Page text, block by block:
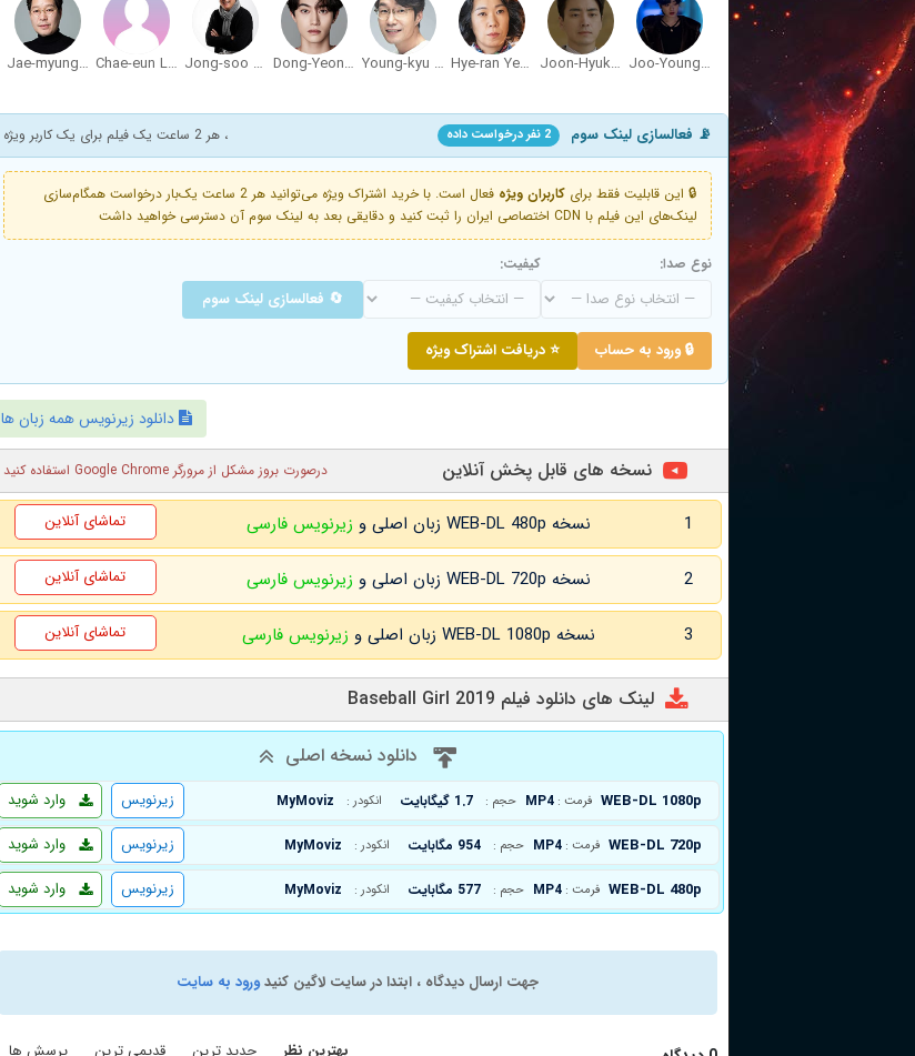
Joo-Young Lee
Joon-Hyuk Lee
Hye-ran Yeom
Young-kyu Song
Dong-Yeon Kwak
Jong-soo Kim
Chae-eun Lee
Jae-myung Yoo
📡 فعالسازی لینک سوم 2 نفر درخواست داده ، هر 2 ساعت یک فیلم برای یک کاربر ویژه
🔒 این قابلیت فقط برای کاربران ویژه
فعال است. با خرید اشتراک ویژه می‌توانید هر 2 ساعت یک‌بار درخواست همگام‌سازی
لینک‌های این فیلم با CDN اختصاصی ایران را ثبت کنید و دقایقی بعد به لینک سوم آن دسترسی خواهید داشت
نوع صدا: کیفیت:
🔄 فعالسازی لینک سوم
🔒 ورود به حساب ⭐ دریافت اشتراک ویژه
دانلود زیرنویس همه زبان ها
نسخه های قابل پخش آنلاین درصورت بروز مشکل از مرورگر Google Chrome استفاده کنید
1 نسخه WEB-DL 480p زبان اصلی و زیرنویس فارسی تماشای آنلاین
2 نسخه WEB-DL 720p زبان اصلی و زیرنویس فارسی تماشای آنلاین
3 نسخه WEB-DL 1080p زبان اصلی و زیرنویس فارسی تماشای آنلاین
لینک های دانلود فیلم Baseball Girl 2019
دانلود نسخه اصلی
WEB-DL 1080p فرمت : MP4 حجم : 1.7 گیگابایت انکودر : MyMoviz وارد شوید
زیرنویس
WEB-DL 720p فرمت : MP4 حجم : 954 مگابایت انکودر : MyMoviz وارد شوید
زیرنویس
WEB-DL 480p فرمت : MP4 حجم : 577 مگابایت انکودر : MyMoviz وارد شوید زیرنویس
جهت ارسال دیدگاه ، ابتدا در سایت لاگین کنیدورود به سایت
بهترین نظر جدید ترین قدیمی ترین پرسش ها